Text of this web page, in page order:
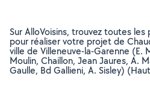
Sur AlloVoisins, trouvez toutes
pour réaliser votre projet de
ville de Villeneuve-la-Garenne (E.
Moulin, Chaillon, Jean Jaures, A.
Gaulle, Bd Gallieni, A. Sisley)